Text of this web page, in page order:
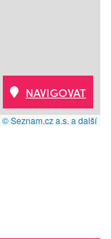
© Seznam.cz a.s. a další
NAVIGOVAT